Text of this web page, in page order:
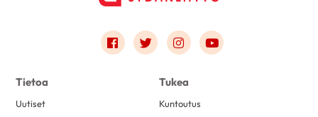
Link to facebook
Link to twitter
Link to instagram
Link to youtube
Tietoa
Uutiset
Tukea
Kuntoutus